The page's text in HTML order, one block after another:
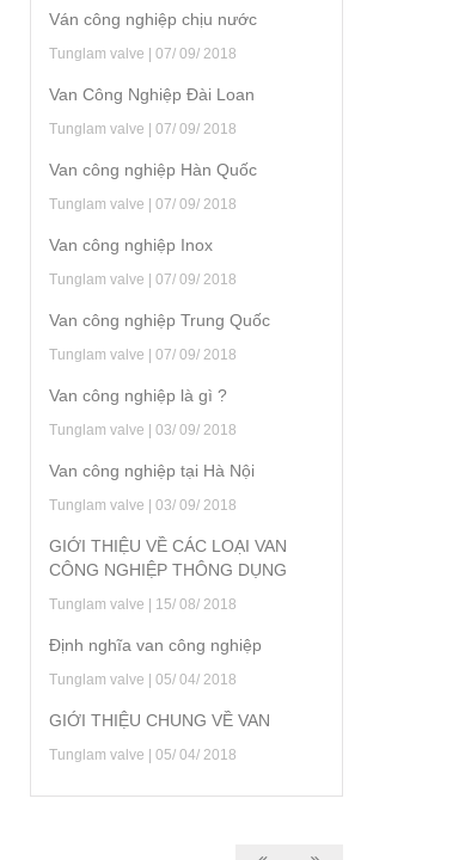
Ván công nghiệp chịu nước
Tunglam valve | 07/ 09/ 2018
Van Công Nghiệp Đài Loan
Tunglam valve | 07/ 09/ 2018
Van công nghiệp Hàn Quốc
Tunglam valve | 07/ 09/ 2018
Van công nghiệp Inox
Tunglam valve | 07/ 09/ 2018
Van công nghiệp Trung Quốc
Tunglam valve | 07/ 09/ 2018
Van công nghiệp là gì ?
Tunglam valve | 03/ 09/ 2018
Van công nghiệp tại Hà Nội
Tunglam valve | 03/ 09/ 2018
GIỚI THIỆU VỀ CÁC LOẠI VAN
CÔNG NGHIỆP THÔNG DỤNG
Tunglam valve | 15/ 08/ 2018
Định nghĩa van công nghiệp
Tunglam valve | 05/ 04/ 2018
GIỚI THIỆU CHUNG VỀ VAN
Tunglam valve | 05/ 04/ 2018